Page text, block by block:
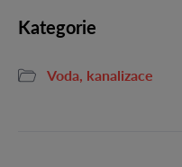
Kategorie
Voda, kanalizace